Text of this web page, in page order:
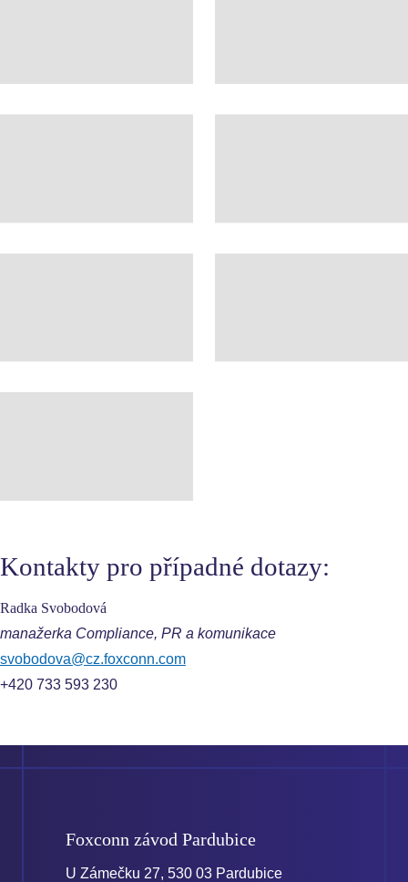
Kontakty pro případné dotazy:
Radka Svobodová
manažerka Compliance, PR a komunikace
svobodova@cz.foxconn.com
+420 733 593 230
Foxconn závod Pardubice
U Zámečku 27, 530 03 Pardubice